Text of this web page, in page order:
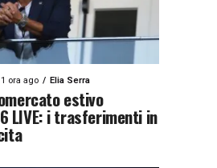
1 ora ago Elia Serra
estivo
LIVE: i trasferimenti in